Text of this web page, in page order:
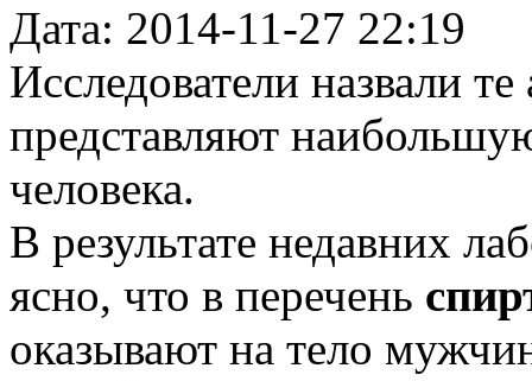
Дата: 2014-11-27 22:19
Исследователи назвали
представляют
человека.
В результате недавних
ясно, что в перечень
оказывают на тело